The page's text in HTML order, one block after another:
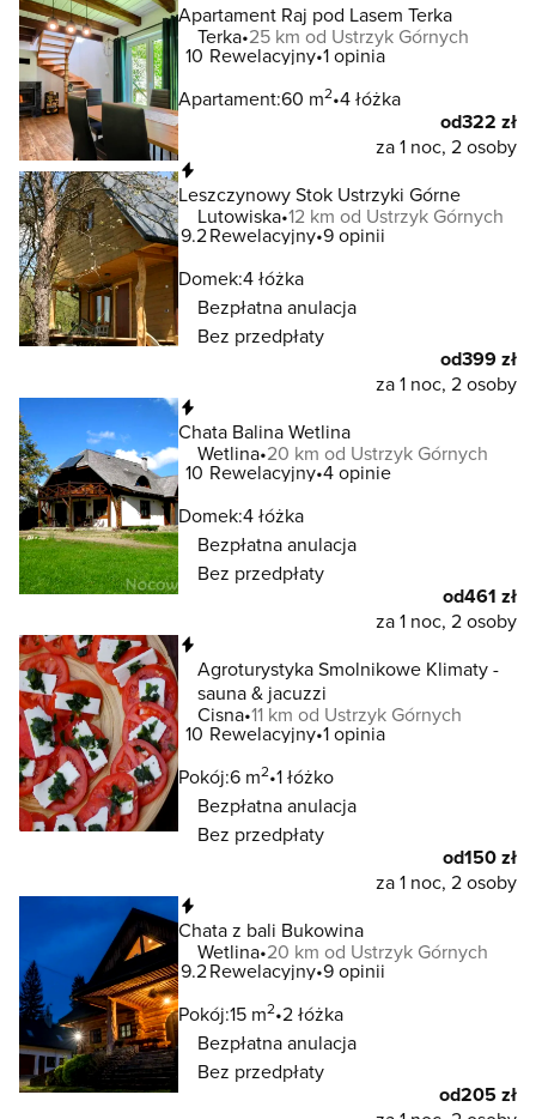
Apartament Raj pod Lasem Terka
Terka 25 km od Ustrzyk Górnych
10 Rewelacyjny 1 opinia
Apartament:60 m2 4 łóżka
od322 zł
za 1 noc, 2 osoby
Leszczynowy Stok Ustrzyki Górne
Lutowiska 12 km od Ustrzyk Górnych
9.2Rewelacyjny 9 opinii
Domek:4 łóżka
Bezpłatna anulacja
Bez przedpłaty
od399 zł
za 1 noc, 2 osoby
Chata Balina Wetlina
Wetlina 20 km od Ustrzyk Górnych
10 Rewelacyjny 4 opinie
Domek:4 łóżka
Bezpłatna anulacja
Bez przedpłaty
od461 zł
za 1 noc, 2 osoby
Agroturystyka Smolnikowe Klimaty -
sauna & jacuzzi
Cisna 11 km od Ustrzyk Górnych
10 Rewelacyjny 1 opinia
Pokój:6 m2 1 łóżko
Bezpłatna anulacja
Bez przedpłaty
od150 zł
za 1 noc, 2 osoby
Chata z bali Bukowina
Wetlina 20 km od Ustrzyk Górnych
9.2Rewelacyjny 9 opinii
Pokój:15 m2 2 łóżka
Bezpłatna anulacja
Bez przedpłaty
od205 zł